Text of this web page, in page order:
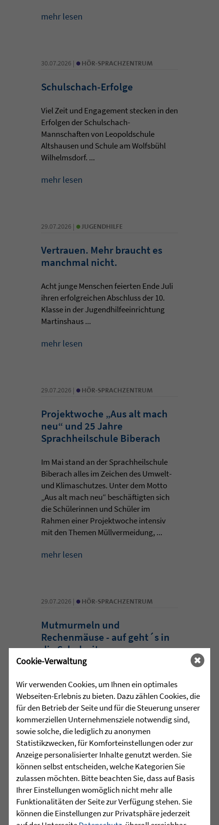
mehr lesen
30.07.2026 | • HÖR-SPRACHZENTRUM
Schulschach-Erfolge
Viel Zeit und Engagement stecken in den
Erfolgen der Schulschach-
Mannschaften von Leopoldschule
Altshausen und Schule am Wolfsbühl
Wilhelmsdorf. ...
mehr lesen
29.07.2026 | • JUGENDHILFE
Vertrauen. Mehr braucht es
manchmal nicht.
Acht junge Menschen feierten Ende Juli
ihren erfolgreichen Abschluss der 10.
Klasse in der Jugendhilfeeinrichtung
Martinshaus ...
mehr lesen
29.07.2026 | • HÖR-SPRACHZENTRUM
Projektwoche „Aus alt mach
neu“ und 25 Jahre
Sprachheilschule Biberach
Im Mai stand an der Sprachheilschule
Biberach alles im Zeichen des Umwelt-
und Klimaschutzes. Unter dem Motto
„Aus alt mach neu“ beschäftigten sich
die Schülerinnen und Schüler im
Rahmen einer Projektwoche intensiv
mit den Themen Müllvermeidung, ...
mehr lesen
29.07.2026 | • HÖR-SPRACHZENTRUM
Mutmurmeln und
Rechenmäuse - auf geht´s in
die Schulzeit
das Team des Schulkindergartens der
Leopoldschule in Altshausen die
Vorschüler mit einer bunten und
emotionalen ...
mehr lesen
29.07.2026 |• HÖR-SPRACHZENTRUM
220 Kinder verwandeln
Cookie-Verwaltung
Wir verwenden Cookies, um Ihnen ein optimales
Webseiten-Erlebnis zu bieten. Dazu zählen Cookies, die
für den Betrieb der Seite und für die Steuerung unserer
kommerziellen Unternehmensziele notwendig sind,
sowie solche, die lediglich zu anonymen
Statistikzwecken, für Komforteinstellungen oder zur
Anzeige personalisierter Inhalte genutzt werden. Sie
können selbst entscheiden, welche Kategorien Sie
zulassen möchten. Bitte beachten Sie, dass auf Basis
Ihrer Einstellungen womöglich nicht mehr alle
Funktionalitäten der Seite zur Verfügung stehen. Sie
können die Einstellungen zur Privatsphäre jederzeit